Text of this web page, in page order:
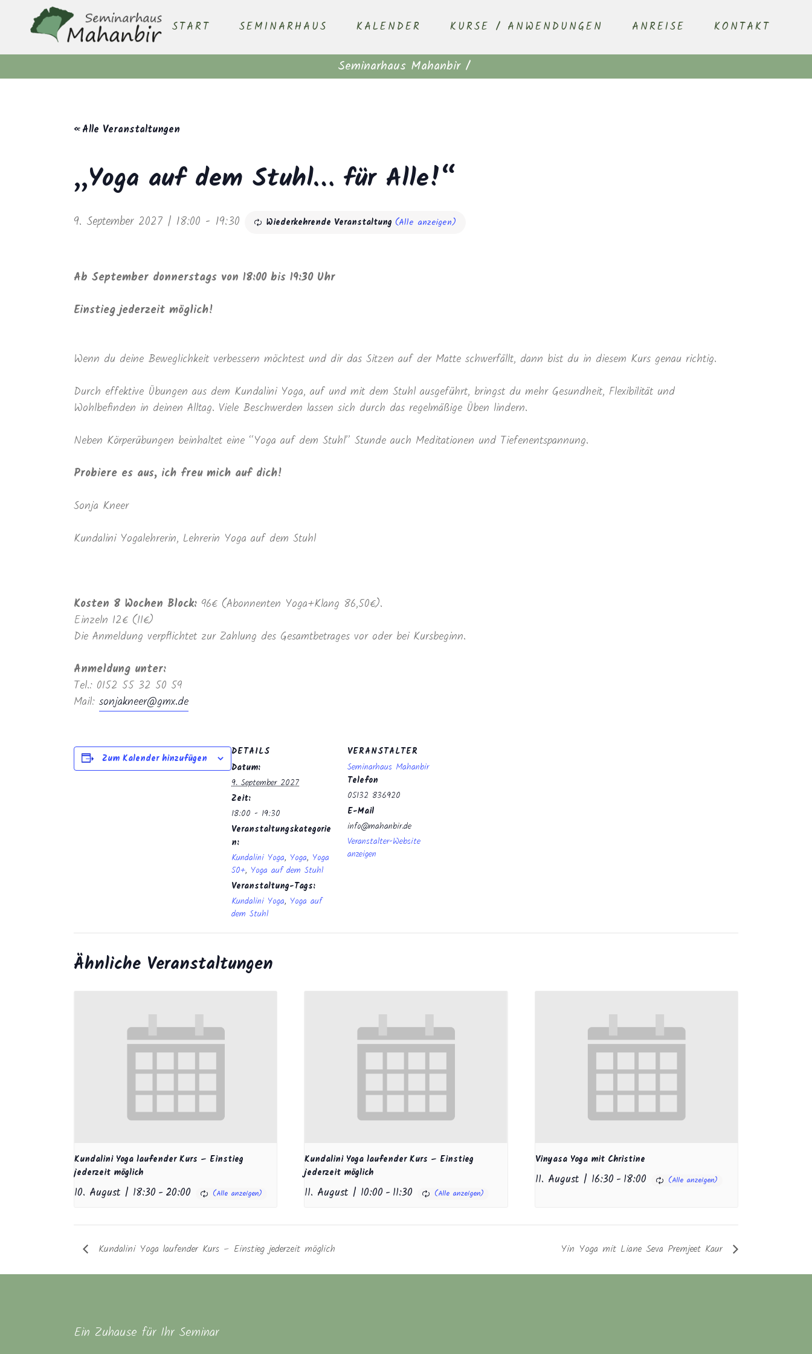
START SEMINARHAUS KALENDER KURSE / ANWENDUNGEN ANREISE KONTAKT
Seminarhaus Mahanbir/
« Alle Veranstaltungen
„Yoga auf dem Stuhl… für Alle!“
9. September 2027 | 18:00 - 19:30 Wiederkehrende Veranstaltung (Alle anzeigen)
Ab September donnerstags von 18:00 bis 19:30 Uhr
Einstieg jederzeit möglich!
Wenn du deine Beweglichkeit verbessern möchtest und dir das Sitzen auf der Matte schwerfällt, dann bist du in diesem Kurs genau richtig.
Durch effektive Übungen aus dem Kundalini Yoga, auf und mit dem Stuhl ausgeführt, bringst du mehr Gesundheit, Flexibilität und
Wohlbefinden in deinen Alltag. Viele Beschwerden lassen sich durch das regelmäßige Üben lindern.
Neben Körperübungen beinhaltet eine “Yoga auf dem Stuhl” Stunde auch Meditationen und Tiefenentspannung.
Probiere es aus, ich freu mich auf dich!
Sonja Kneer
Kundalini Yogalehrerin, Lehrerin Yoga auf dem Stuhl
Kosten 8 Wochen Block: 96€ (Abonnenten Yoga+Klang 86,50€).
Einzeln 12€ (11€)
Die Anmeldung verpflichtet zur Zahlung des Gesamtbetrages vor oder bei Kursbeginn.
Anmeldung unter:
Tel.: 0152 55 32 50 59
Mail: sonjakneer@gmx.de
Zum Kalender hinzufügen
DETAILS
Datum:
9. September 2027
Zeit:
18:00 - 19:30
Veranstaltungskategorie
n:
Kundalini Yoga, Yoga, Yoga
50+, Yoga auf dem Stuhl
Veranstaltung-Tags:
Kundalini Yoga, Yoga auf
dem Stuhl
VERANSTALTER
Seminarhaus Mahanbir
Telefon
05132 836920
E-Mail
info@mahanbir.de
Veranstalter-Website
anzeigen
Ähnliche Veranstaltungen
Kundalini Yoga laufender Kurs – Einstieg
jederzeit möglich
10. August | 18:30 -20:00
Kundalini Yoga laufender Kurs – Einstieg
jederzeit möglich
11. August | 10:00 -11:30
Vinyasa Yoga mit Christine
11. August | 16:30 -18:00
Kundalini Yoga laufender Kurs – Einstieg jederzeit möglich Yin Yoga mit Liane Seva Premjeet Kaur
Ein Zuhause für Ihr Seminar